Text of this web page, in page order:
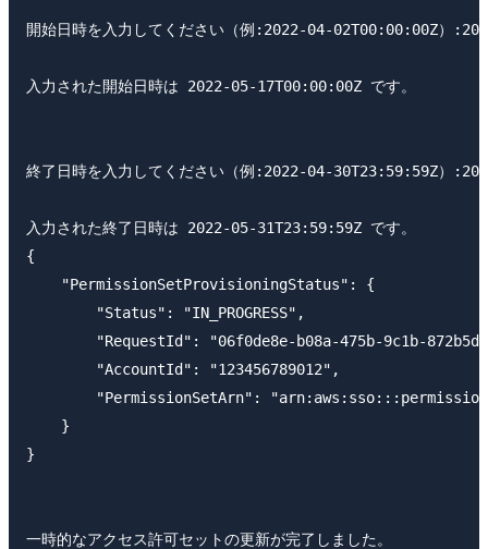
開始日時を入力してください（例:2022-04-02T00:00:00Z）
入力された開始日時は 2022-05-17T00:00:00Z です。
終了日時を入力してください（例:2022-04-30T23:59:59Z）
入力された終了日時は 2022-05-31T23:59:59Z です。
{
    "PermissionSetProvisioningStatus": {
        "Status": "IN_PROGRESS",
"RequestId": "06f0de8e-b08a-475b-9c1b-
        "AccountId": "123456789012",
"PermissionSetArn":
    }
}
一時的なアクセス許可セットの更新が完了しました。